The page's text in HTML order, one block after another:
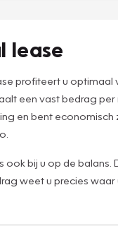
lease
profiteert u optimaal
een vast bedrag per
en bent
ook bij u op de balans.
weet u precies waar